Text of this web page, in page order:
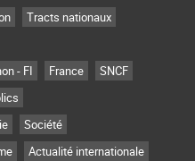
Tracts nationaux
- FI France
SNCF
Société
Actualité internationale